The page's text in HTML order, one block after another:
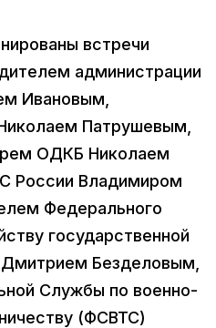
встречи
администрации
Ивановым,
Патрушевым,
ОДКБ Николаем
России Владимиром
Федерального
государственной
Дмитрием Безделовым,
Службы по военно-
(ФСВТС)